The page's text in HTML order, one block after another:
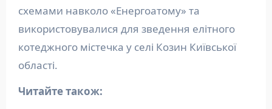
схемами навколо «Енергоатому» та
використовувалися для зведення елітного
котеджного містечка у селі Козин Київської
області.
Читайте також: